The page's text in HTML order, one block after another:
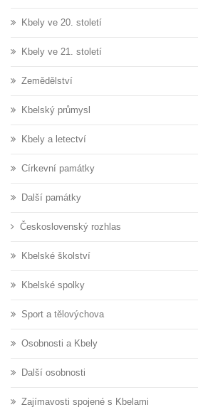
Kbely ve 20. století
Kbely ve 21. století
Zemědělství
Kbelský průmysl
Kbely a letectví
Církevní památky
Další památky
Československý rozhlas
Kbelské školství
Kbelské spolky
Sport a tělovýchova
Osobnosti a Kbely
Další osobnosti
Zajímavosti spojené s Kbelami